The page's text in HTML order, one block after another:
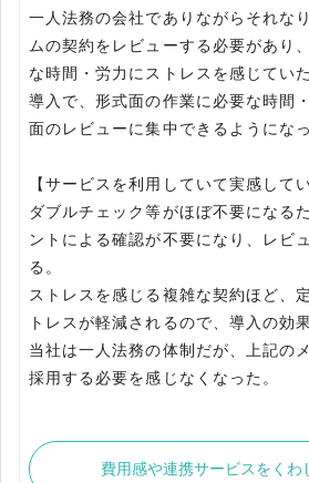
一人法務の会社でありながらそれな
ムの契約をレビューする必要があり
な時間・労力にストレスを感じていた
導入で、形式面の作業に必要な時間
面のレビューに集中できるようになっ
【サービスを利用していて実感して
ダブルチェック等がほぼ不要になる
ントによる確認が不要になり、レビ
る。
ストレスを感じる複雑な契約ほど、
トレスが軽減されるので、導入の効
当社は一人法務の体制だが、上記の
採用する必要を感じなくなった。
費用感や連携サービスをくわ